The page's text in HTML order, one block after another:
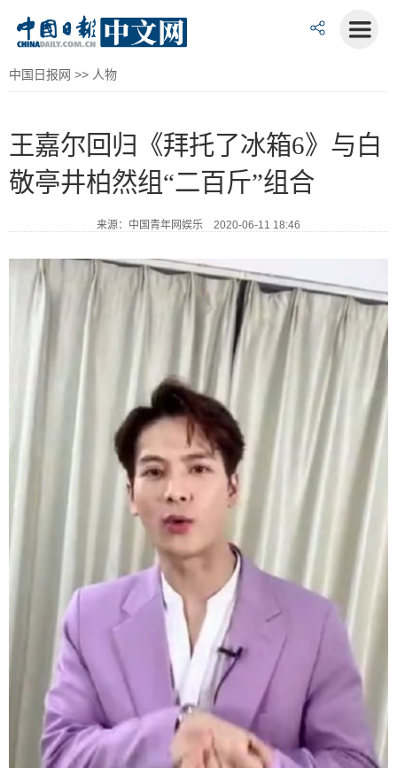
中国日报网 >> 人物
王嘉尔回归《拜托了冰箱6》与白
敬亭井柏然组“二百斤”组合
来源：中国青年网娱乐 2020-06-11 18:46